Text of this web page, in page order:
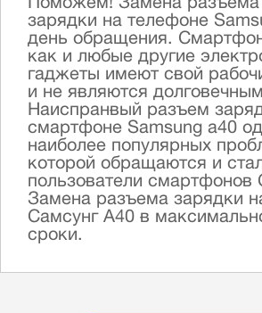
Поможем! Замена разъема
зарядки на телефоне
день обращения.
как и любые другие
гаджеты имеют свой
и не являются
Наиспранвый разъем
смартфоне Samsung a40
наиболее популярных
которой обращаются и
пользователи смартфонов
Замена разъема зарядки
Самсунг А40 в
сроки.